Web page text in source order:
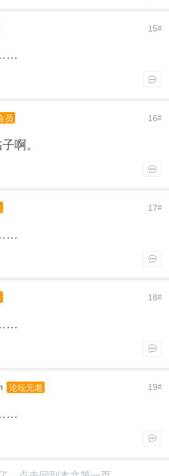
15#
16#
员
啊。
17#
18#
19#
论坛元老